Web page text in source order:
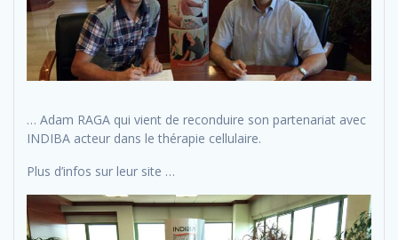
… Adam RAGA qui vient de reconduire son partenariat avec
INDIBA acteur dans le thérapie cellulaire.
Plus d’infos sur leur site …